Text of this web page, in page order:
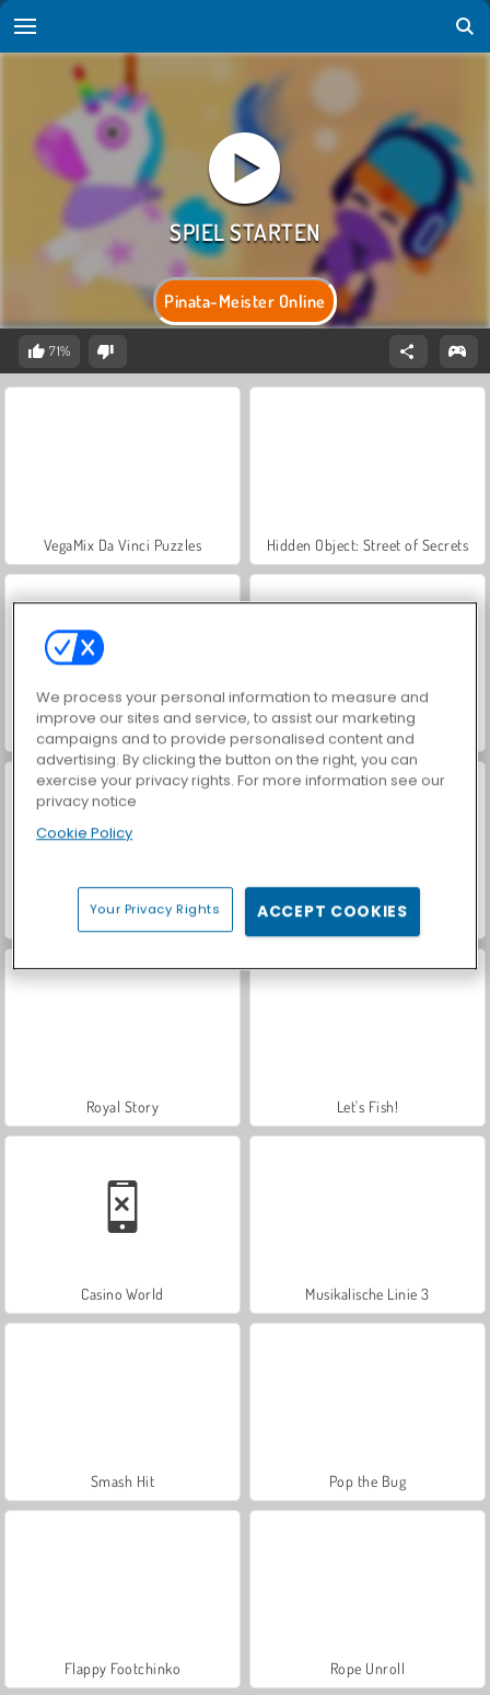
Pinata-Meister Online
71%
VegaMix Da Vinci Puzzles Hidden Object: Street of Secrets
ASMR Makeover & Makeup Studio World War 2 Shooter
Farm Merge Valley Car Parking City Duel
Royal Story Let's Fish!
Casino World Musikalische Linie 3
Smash Hit Pop the Bug
Flappy Footchinko Rope Unroll
We process your personal information to measure and
improve our sites and service, to assist our marketing
campaigns and to provide personalised content and
advertising. By clicking the button on the right, you can
exercise your privacy rights. For more information see our
privacy notice
Cookie Policy
Your Privacy Rights ACCEPT COOKIES